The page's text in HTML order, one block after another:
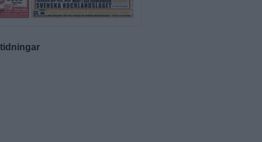
tidningar